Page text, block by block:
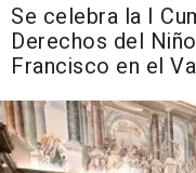
Se celebra la I
Derechos del
Francisco en el